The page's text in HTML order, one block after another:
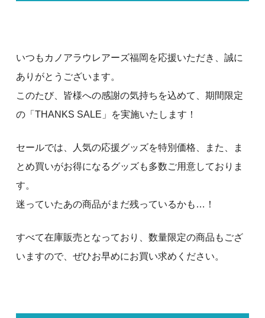
いつもカノアラウレアーズ福岡を応援いただき、誠に
ありがとうございます。
このたび、皆様への感謝の気持ちを込めて、期間限定
の「THANKS SALE」を実施いたします！
セールでは、人気の応援グッズを特別価格、また、ま
とめ買いがお得になるグッズも多数ご用意しておりま
す。
迷っていたあの商品がまだ残っているかも…！
すべて在庫販売となっており、数量限定の商品もござ
いますので、ぜひお早めにお買い求めください。